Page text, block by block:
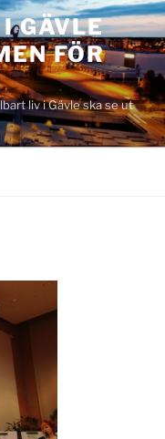
GÄVLE
FÖR
liv i Gävle ska se ut